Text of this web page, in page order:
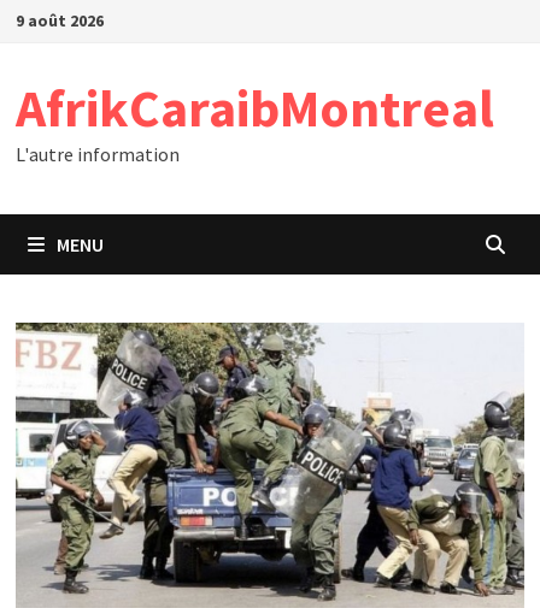
Passer
9 août 2026
AfrikCaraibMontreal
L'autre information
MENU